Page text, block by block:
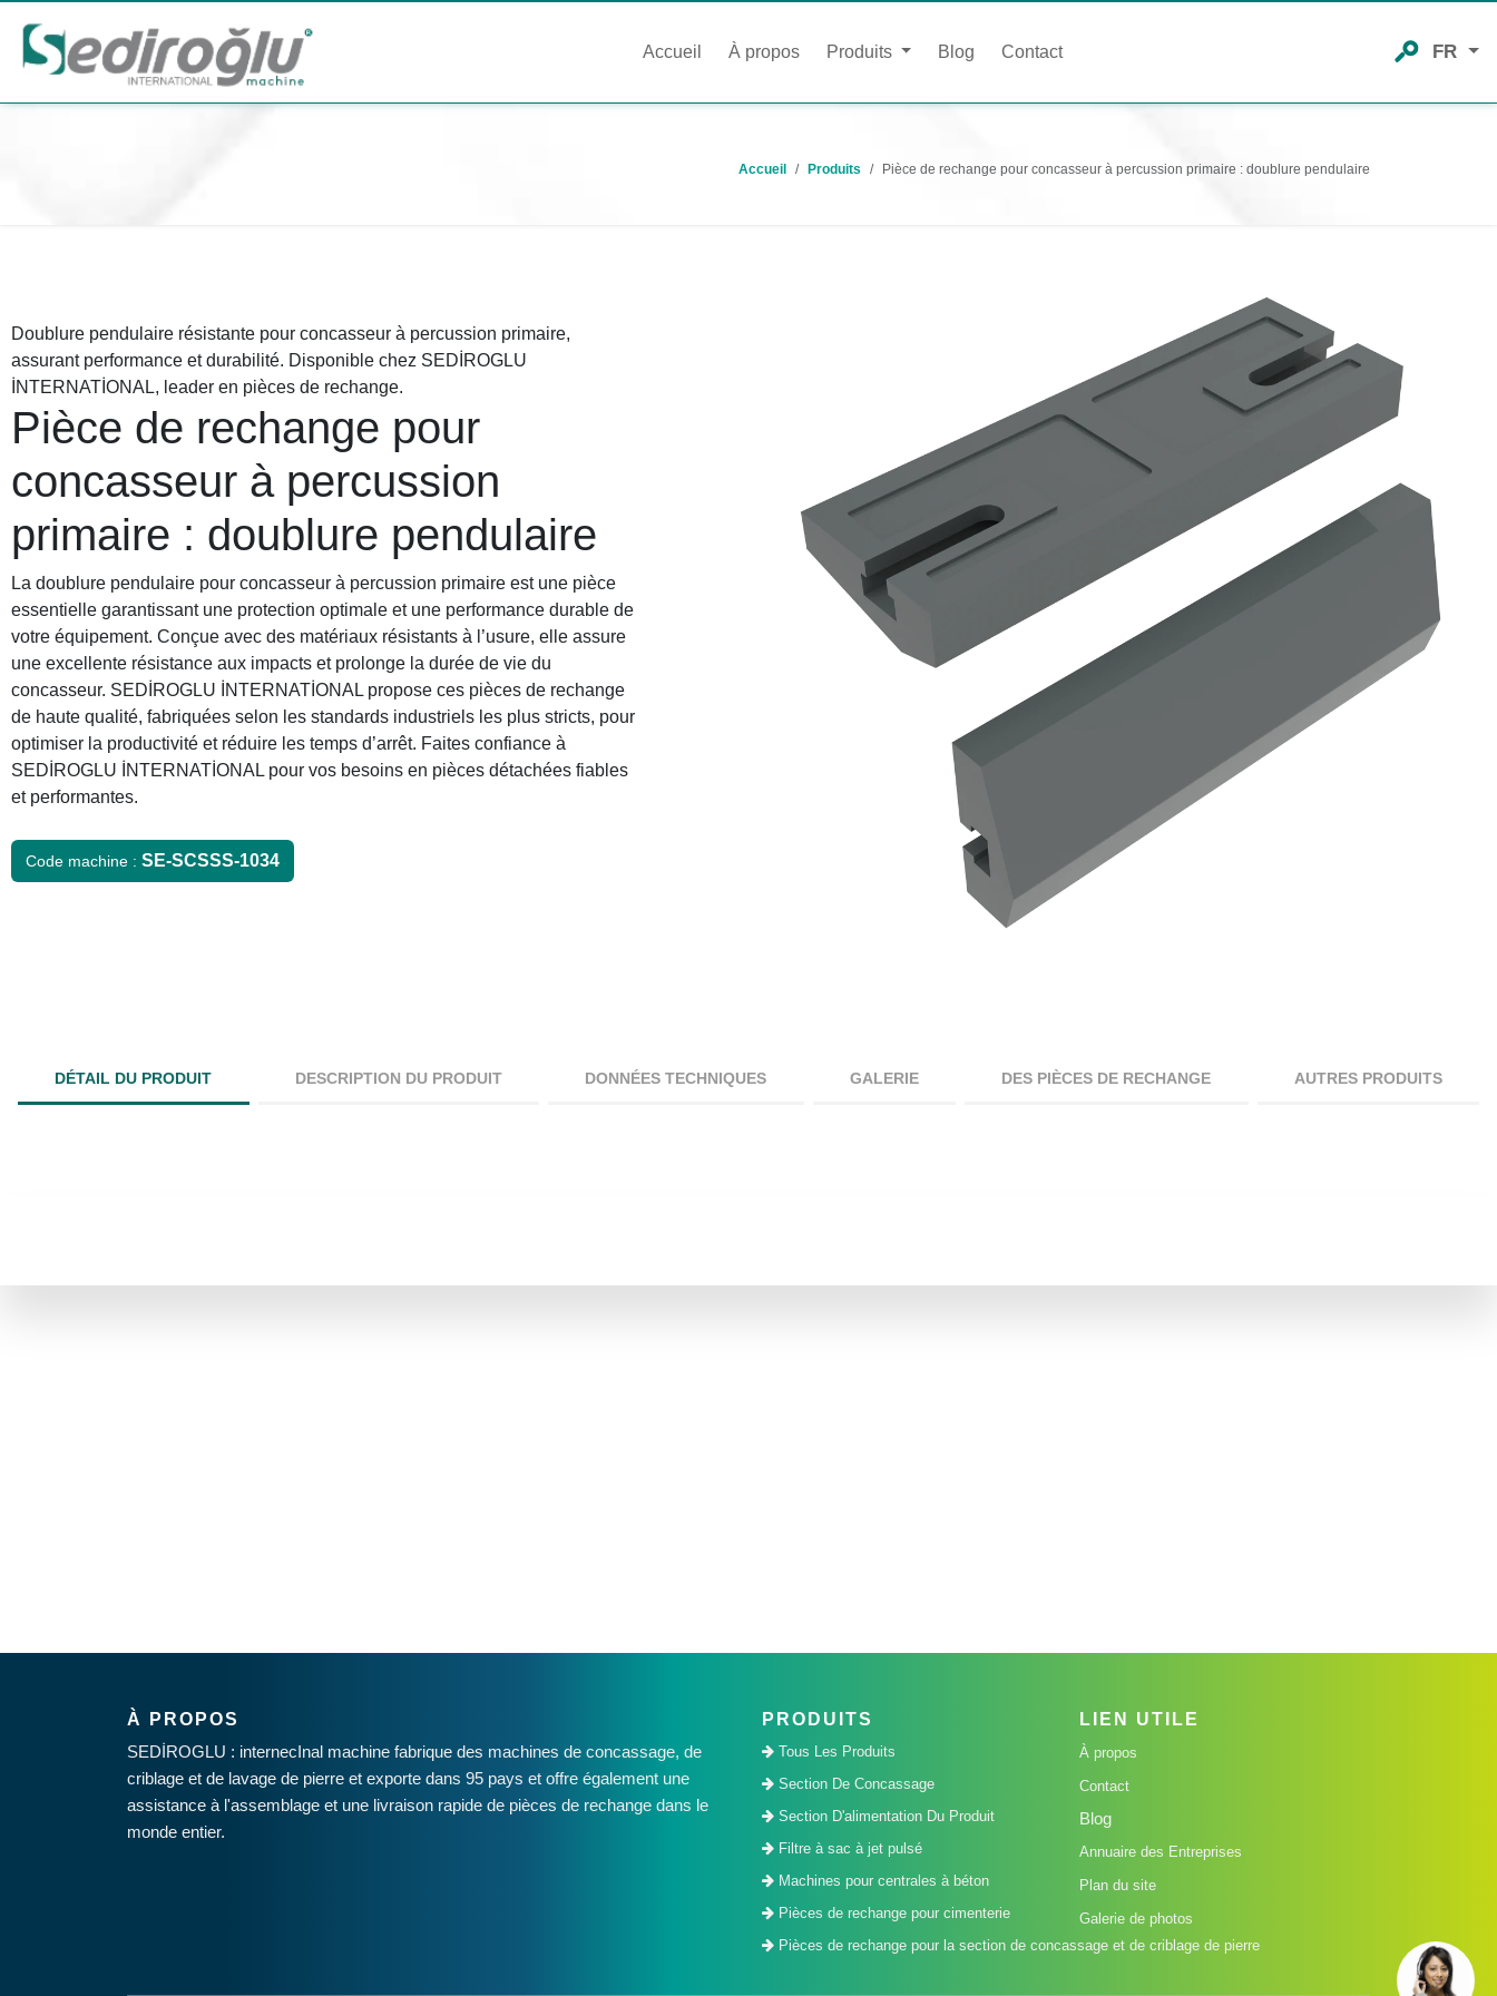
Accueil À propos Produits Blog Contact FR
Accueil Produits Pièce de rechange pour concasseur à percussion primaire : doublure pendulaire
Doublure pendulaire résistante pour concasseur à percussion primaire,
assurant performance et durabilité. Disponible chez SEDİROGLU
İNTERNATİONAL, leader en pièces de rechange.
Pièce de rechange pour
concasseur à percussion
primaire : doublure pendulaire
La doublure pendulaire pour concasseur à percussion primaire est une pièce
essentielle garantissant une protection optimale et une performance durable de
votre équipement. Conçue avec des matériaux résistants à l’usure, elle assure
une excellente résistance aux impacts et prolonge la durée de vie du
concasseur. SEDİROGLU İNTERNATİONAL propose ces pièces de rechange
de haute qualité, fabriquées selon les standards industriels les plus stricts, pour
optimiser la productivité et réduire les temps d’arrêt. Faites confiance à
SEDİROGLU İNTERNATİONAL pour vos besoins en pièces détachées fiables
et performantes.
Code machine : SE-SCSSS-1034
DÉTAIL DU PRODUIT DESCRIPTION DU PRODUIT DONNÉES TECHNIQUES GALERIE DES PIÈCES DE RECHANGE AUTRES PRODUITS
À PROPOS
SEDİROGLU : internecInal machine fabrique des machines de concassage, de
criblage et de lavage de pierre et exporte dans 95 pays et offre également une
assistance à l'assemblage et une livraison rapide de pièces de rechange dans le
monde entier.
PRODUITS
Tous Les Produits
Section De Concassage
Section D'alimentation Du Produit
Filtre à sac à jet pulsé
Machines pour centrales à béton
Pièces de rechange pour cimenterie
Pièces de rechange pour la section de concassage et de criblage de pierre
LIEN UTILE
À propos
Contact
Blog
Annuaire des Entreprises
Plan du site
Galerie de photos